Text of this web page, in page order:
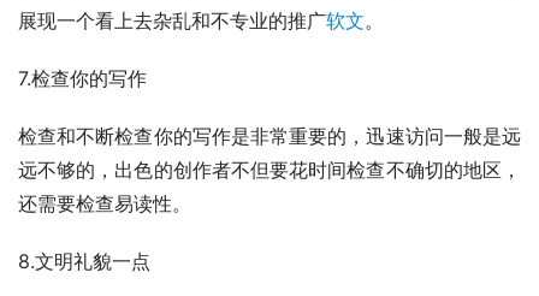
展现一个看上去杂乱和不专业的推广软文。
7.检查你的写作
检查和不断检查你的写作是非常重要的，迅速访问一般是远
远不够的，出色的创作者不但要花时间检查不确切的地区，
还需要检查易读性。
8.文明礼貌一点